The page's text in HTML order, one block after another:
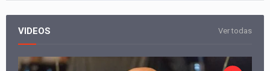
VIDEOS Ver todas